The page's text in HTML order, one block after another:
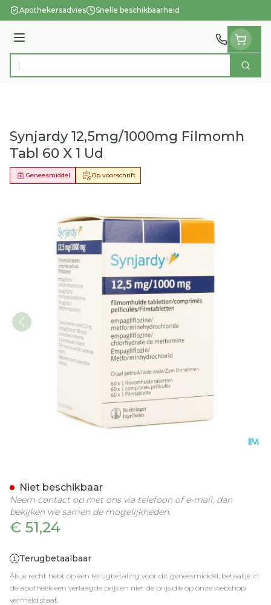
Ga naar de inhoud
Apothekersadvies Snelle beschikbaarheid
Menu
Product, merk, categorie... Zoek
Synjardy 12,5mg/1000mg Filmomh
Tabl 60 X 1 Ud
Op voorschrift
Geneesmiddel
€ 51,24
Terugbetaalbaar
Als je recht hebt op een terugbetaling voor dit geneesmiddel, betaal je in
de apotheek een verlaagde prijs en niet de prijs die op onze webshop
vermeld staat.
Niet beschikbaar
Neem contact op met ons via telefoon of e-mail, dan
bekijken we samen de mogelijkheden.